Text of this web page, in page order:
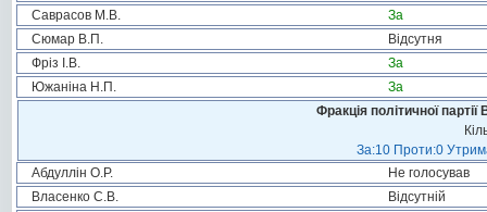
Саврасов М.В.
За
Сюмар В.П.
Відсутня
Фріз І.В.
За
Южаніна Н.П.
За
Фракція політичної
За:10 Проти:0
Абдуллін О.Р.
Не голосував
Власенко С.В.
Відсутній